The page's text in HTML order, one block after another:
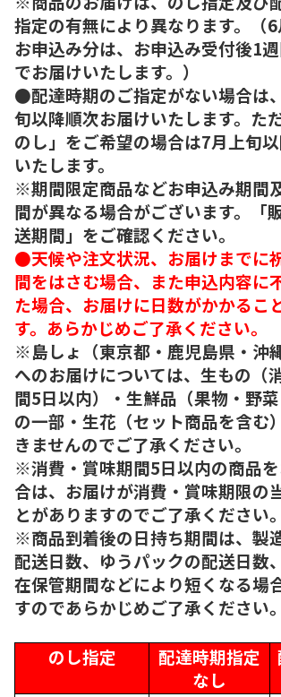
指定の有無により異なります。（
お申込み分は、お申込み受付後1
でお届けいたします。）
●配達時期のご指定がない場合は
旬以降順次お届けいたします。た
のし」をご希望の場合は7月上旬
いたします。
※期間限定商品などお申込み期間
間が異なる場合がございます。「
送期間」をご確認ください。
●天候や注文状況、お届けまでに
間をはさむ場合、また申込内容に
た場合、お届けに日数がかかるこ
す。あらかじめご了承ください。
※島しょ（東京都・鹿児島県・沖
へのお届けについては、生もの（
間5日以内）・生鮮品（果物・野菜
の一部・生花（セット商品を含む
きませんのでご了承ください。
※消費・賞味期間5日以内の商品
合は、お届けが消費・賞味期限の
とがありますのでご了承ください。
※商品到着後の日持ち期間は、製
配送日数、ゆうパックの配送日数
在保管期間などにより短くなる場
すのであらかじめご了承ください。
のし指定
配達時期指定
なし